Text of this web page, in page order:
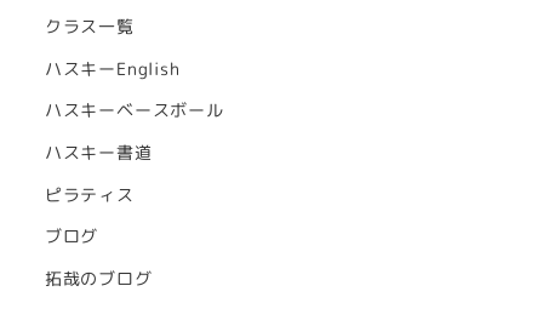
クラス一覧
ハスキーEnglish
ハスキーベースボール
ハスキー書道
ピラティス
ブログ
拓哉のブログ